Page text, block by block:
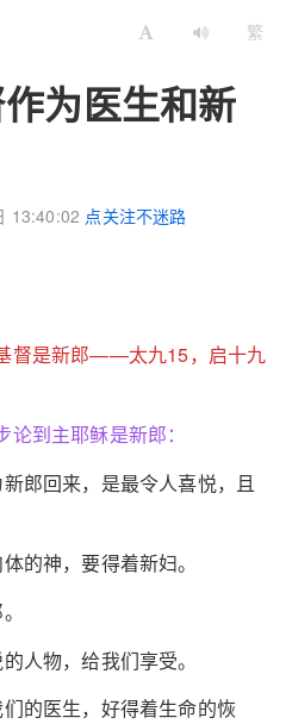
繁
作为医生和新
13:40:02 点关注不迷路
督是新郎——太九15，启十九
到主耶稣是新郎：
郎回来，是最令人喜悦，且
的神，要得着新妇。
人物，给我们享受。
的医生，好得着生命的恢